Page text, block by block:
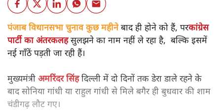
पंजाब विधानसभा चुनाव कुछ महीनेबाद ही होने को हैं, परकांग्रेस
पार्टी का अंतरकलहसुलझने का नाम नहीं ले रहा है, बल्कि इसमें
नई गाँठें पड़ती जा रही हैं।
मुख्यमंत्री अमरिंदर सिंहदिल्ली में दो दिनों तक डेरा डाले रहने के
बाद सोनिया गांधी या राहुल गांधी से मिले बगैर ही बुधवार की शाम
चंडीगढ़ लौट गए।